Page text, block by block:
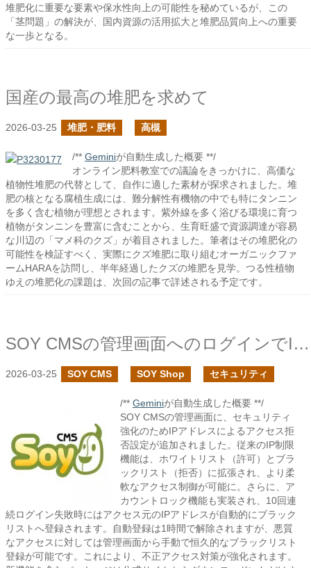
堆肥化に重要な要素や保水性向上の可能性を秘めているが、この
「茎問題」の解決が、国内資源の活用拡大と堆肥品質向上への重要
な一歩となる。
国産の最高の堆肥を求めて
2026-03-25 堆肥・肥料 高槻
/** Geminiが自動生成した概要 **/
オンライン肥料教室での議論をきっかけに、高価な
植物性堆肥の代替として、自作に適した素材が探求されました。堆
肥の核となる腐植生成には、難分解性有機物の中でも特にタンニン
を多く含む植物が理想とされます。紫外線を多く浴びる環境に育つ
植物がタンニンを豊富に含むことから、生育旺盛で資源調達が容易
な川辺の「マメ科のクズ」が着目されました。筆者はその堆肥化の
可能性を検証すべく、実際にクズ堆肥に取り組むオーガニックファ
ームHARAを訪問し、半年経過したクズの堆肥を見学。つる性植物
ゆえの堆肥化の課題は、次回の記事で詳述される予定です。
SOY CMSの管理画面へのログインでIPアドレスのアクセス拒否設定を追加しました
2026-03-25 SOY CMS SOY Shop セキュリティ
/** Geminiが自動生成した概要 **/
SOY CMSの管理画面に、セキュリティ
強化のためIPアドレスによるアクセス拒
否設定が追加されました。従来のIP制限
機能は、ホワイトリスト（許可）とブラ
ックリスト（拒否）に拡張され、より柔
軟なアクセス制御が可能に。さらに、ア
カウントロック機能も実装され、10回連
続ログイン失敗時にはアクセス元のIPアドレスが自動的にブラック
リストへ登録されます。自動登録は1時間で解除されますが、悪質
なアクセスに対しては管理画面から手動で恒久的なブラックリスト
登録が可能です。これにより、不正アクセス対策が強化されます。